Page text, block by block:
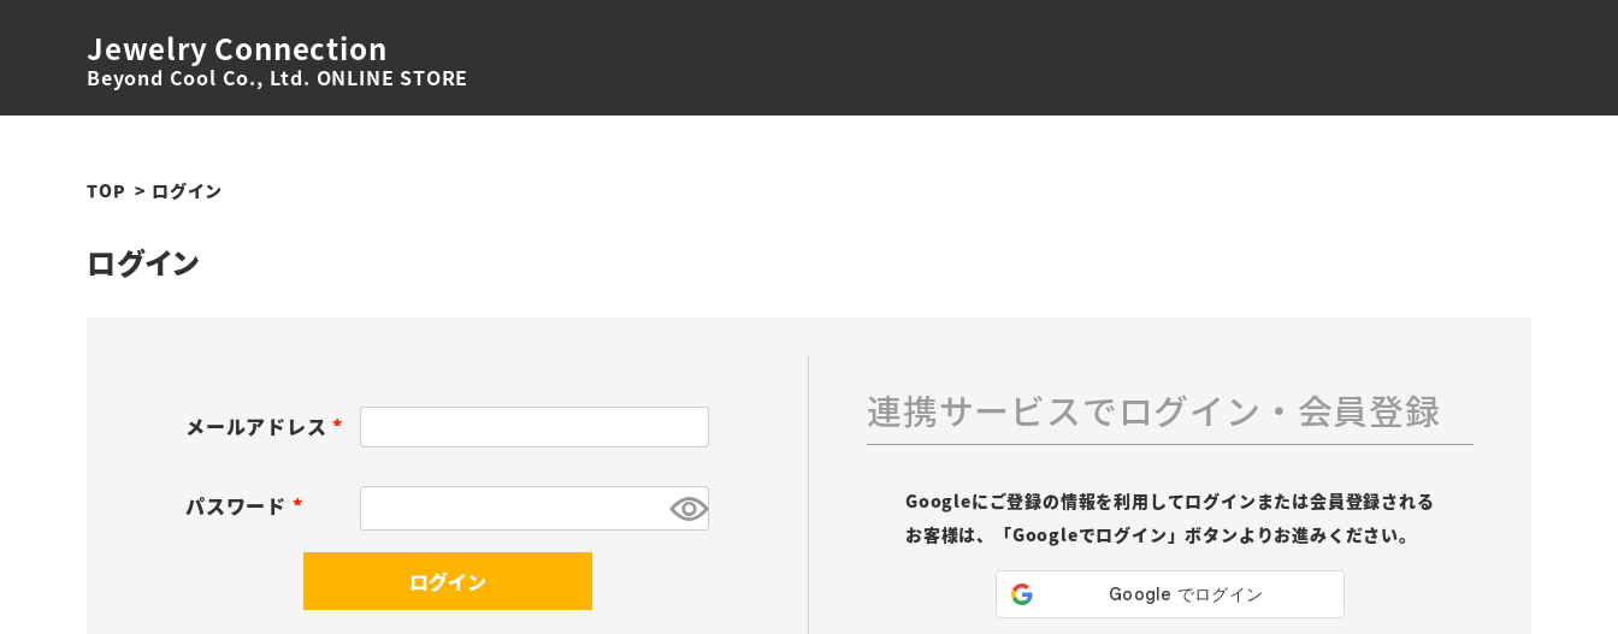
Jewelry Connection
Beyond Cool Co., Ltd. ONLINE STORE
TOP ログイン
ログイン
メールアドレス
パスワード
ログイン
連携サービスでログイン・会員登録
Googleにご登録の情報を利用してログインまたは会員登録される
お客様は、「Googleでログイン」ボタンよりお進みください。